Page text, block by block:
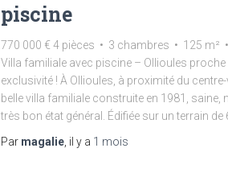
piscine
770 000 € 4 pièces • 3 chambres • 125 m²
Villa familiale avec piscine – Ollioules proche
exclusivité ! À Ollioules, à proximité du
belle villa familiale construite en 1981, saine,
très bon état général. Édifiée sur un terrain de
Par magalie , il y a 1 mois